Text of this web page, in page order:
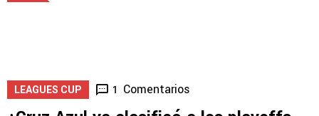
LEAGUES CUP 1 Comentarios